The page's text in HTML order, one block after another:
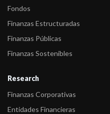
Fondos
Finanzas Estructuradas
Finanzas Públicas
Finanzas Sostenibles
Research
Finanzas Corporativas
Entidades Financieras